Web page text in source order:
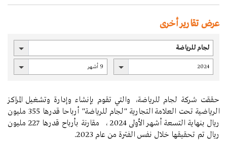
عرض تقارير أخرى
حققت شركة لجام للرياضة، والتي تقوم بإنشاء وإدارة وتشغيل المراكز
الرياضية تحت العلامة التجارية‎ "لجام للرياضة" أرباحا قدرها 355 مليون
ريال بنهاية التسعة أشهر الأولى 2024 ، مقارنة بأرباح قدرها 227 مليون
ريال تم تحقيقها خلال نفس الفترة من عام 2023.